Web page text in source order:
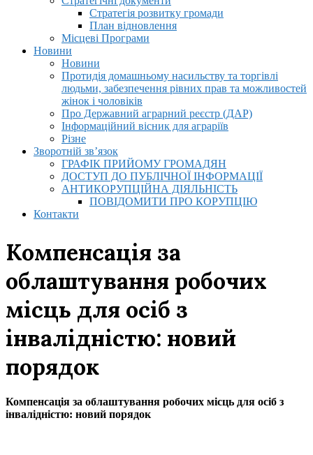
Стратегія розвитку громади
План відновлення
Місцеві Програми
Новини
Новини
Протидія домашньому насильству та торгівлі
людьми, забезпечення рівних прав та можливостей
жінок і чоловіків
Про Державний аграрний реєстр (ДАР)
Інформаційний вісник для аграріїв
Різне
Зворотній зв’язок
ГРАФІК ПРИЙОМУ ГРОМАДЯН
ДОСТУП ДО ПУБЛІЧНОЇ ІНФОРМАЦІЇ
АНТИКОРУПЦІЙНА ДІЯЛЬНІСТЬ
ПОВІДОМИТИ ПРО КОРУПЦІЮ
Контакти
Компенсація за
облаштування робочих
місць для осіб з
інвалідністю: новий
порядок
Компенсація за облаштування робочих місць для осіб з
інвалідністю: новий порядок